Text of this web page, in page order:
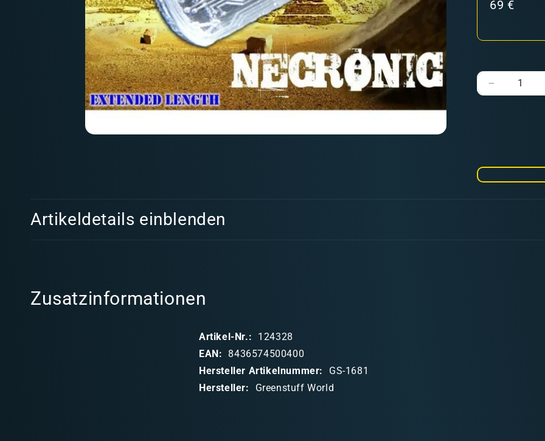
69 €
Verringere
Necrons
i
a
Artikeldetails einblenden
Zusatzinformationen
Artikel-Nr.:
124328
EAN:
8436574500400
Hersteller Artikelnummer:
GS-1681
Hersteller:
Greenstuff World